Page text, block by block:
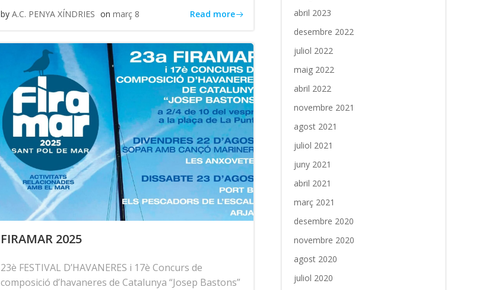
by A.C. PENYA XÍNDRIES onmarç 8 Read more
FIRAMAR 2025
23è FESTIVAL D’HAVANERES i 17è Concurs de
composició d’havaneres de Catalunya “Josep Bastons”
abril 2023
desembre 2022
juliol 2022
maig 2022
abril 2022
novembre 2021
agost 2021
juliol 2021
juny 2021
abril 2021
març 2021
desembre 2020
novembre 2020
agost 2020
juliol 2020